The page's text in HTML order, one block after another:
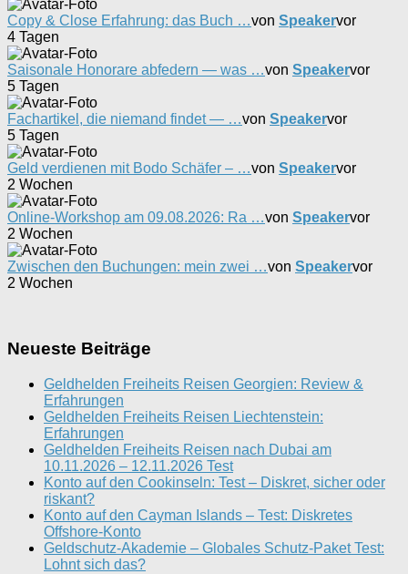
Copy & Close Erfahrung: das Buch …von Speakervor
4 Tagen
Saisonale Honorare abfedern — was …von Speakervor
5 Tagen
Fachartikel, die niemand findet — …von Speakervor
5 Tagen
Geld verdienen mit Bodo Schäfer – …von Speakervor
2 Wochen
Online-Workshop am 09.08.2026: Ra …von Speakervor
2 Wochen
Zwischen den Buchungen: mein zwei …von Speakervor
2 Wochen
Neueste Beiträge
Geldhelden Freiheits Reisen Georgien: Review &
Erfahrungen
Geldhelden Freiheits Reisen Liechtenstein:
Erfahrungen
Geldhelden Freiheits Reisen nach Dubai am
10.11.2026 – 12.11.2026 Test
Konto auf den Cookinseln: Test – Diskret, sicher oder
riskant?
Konto auf den Cayman Islands – Test: Diskretes
Offshore-Konto
Geldschutz-Akademie – Globales Schutz-Paket Test:
Lohnt sich das?